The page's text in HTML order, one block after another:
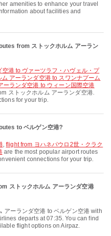
about facilities and
from ストックホルム アーラン
アーランダ空港 to スワンナプーム
ーランダ空港 to ウィーン国際空港
ストックホルム アーランダ空港.
for your trip.
to ベルゲン空港?
,flight from ヨハネパウロ2世・クラク
are the most popular airport routes
connections for your trip.
ストックホルム アーランダ空港
departs at 07:35. You can find
flight options on Airpaz.